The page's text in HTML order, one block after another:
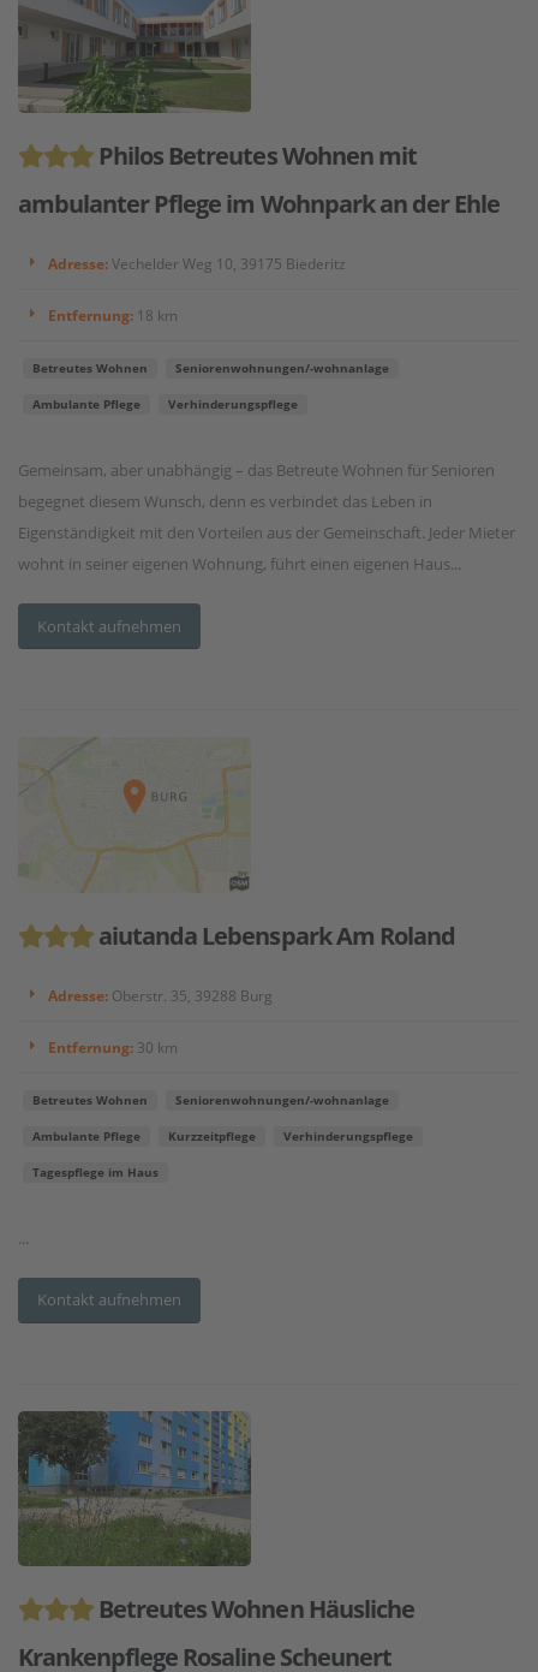
Philos Betreutes Wohnen mit
ambulanter Pflege im Wohnpark an der Ehle
Adresse:Vechelder Weg 10, 39175 Biederitz
Entfernung: 18 km
Betreutes Wohnen Seniorenwohnungen/-wohnanlage
Ambulante Pflege Verhinderungspflege
Gemeinsam, aber unabhängig – das Betreute Wohnen für Senioren
begegnet diesem Wunsch, denn es verbindet das Leben in
Eigenständigkeit mit den Vorteilen aus der Gemeinschaft. Jeder Mieter
wohnt in seiner eigenen Wohnung, führt einen eigenen Haus...
Kontakt aufnehmen
aiutanda Lebenspark Am Roland
Adresse: Oberstr. 35, 39288 Burg
Entfernung: 30 km
Betreutes Wohnen Seniorenwohnungen/-wohnanlage
Ambulante Pflege Kurzzeitpflege Verhinderungspflege
Tagespflege im Haus
...
Kontakt aufnehmen
Betreutes Wohnen Häusliche
Krankenpflege Rosaline Scheunert